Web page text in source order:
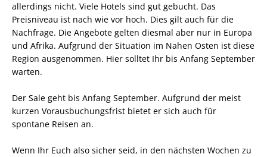
allerdings nicht. Viele Hotels sind gut gebucht. Das
Preisniveau ist nach wie vor hoch. Dies gilt auch für die
Nachfrage. Die Angebote gelten diesmal aber nur in Europa
und Afrika. Aufgrund der Situation im Nahen Osten ist diese
Region ausgenommen. Hier solltet Ihr bis Anfang September
warten.
Der Sale geht bis Anfang September. Aufgrund der meist
kurzen Vorausbuchungsfrist bietet er sich auch für
spontane Reisen an.
Wenn Ihr Euch also sicher seid, in den nächsten Wochen zu